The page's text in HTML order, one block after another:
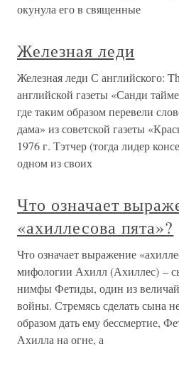
окунула его в священные
Железная леди
Железная леди С английского:
английской газеты «Санди
где таким образом перевели
дама» из советской газеты
1976 г. Тэтчер (тогда лидер
одном из своих
Что означает
«ахиллесова пята»?
Что означает выражение
мифологии Ахилл (Ахиллес) –
нимфы Фетиды, один из
войны. Стремясь сделать сына
образом дать ему бессмертие,
Ахилла на огне, а